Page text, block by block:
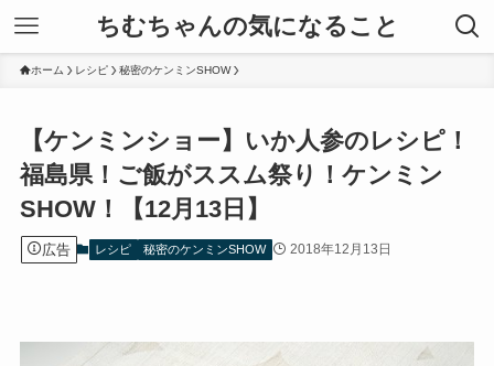
ちむちゃんの気になること
ホーム レシピ 秘密のケンミンSHOW
【ケンミンショー】いか人参のレシピ！
福島県！ご飯がススム祭り！ケンミン
SHOW！【12月13日】
広告 レシピ 秘密のケンミンSHOW 2018年12月13日